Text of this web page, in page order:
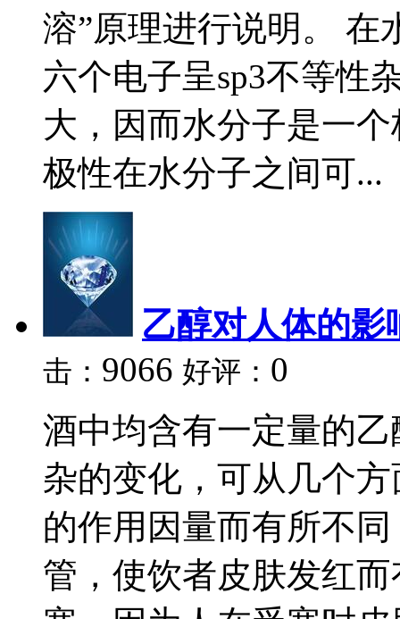
溶”原理进行说明。 在
六个电子呈sp3不等性
大，因而水分子是一
极性在水分子之间可...
乙醇对人体的影
击： 9066 好评： 0
酒中均含有一定量的
杂的变化，可从几个
的作用因量而有所不
管，使饮者皮肤发红